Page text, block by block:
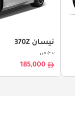
نيسان 370Z
بدءا من
185,000